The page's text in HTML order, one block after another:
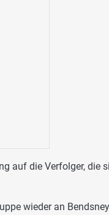
auf die Verfolger, die
wieder an